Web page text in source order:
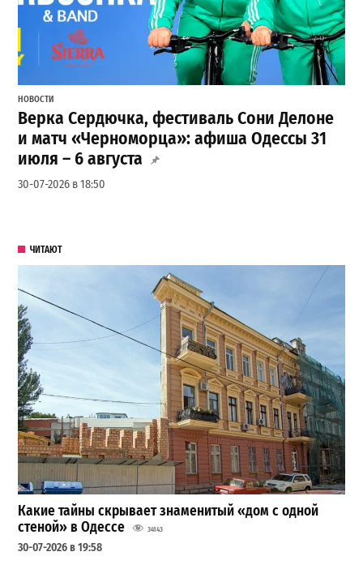
НОВОСТИ
Верка Сердючка, фестиваль Сони Делоне
и матч «Черноморца»: афиша Одессы 31
июля – 6 августа
30-07-2026 в 18:50
ЧИТАЮТ
Какие тайны скрывает знаменитый «дом с одной
стеной» в Одессе
34143
30-07-2026 в 19:58